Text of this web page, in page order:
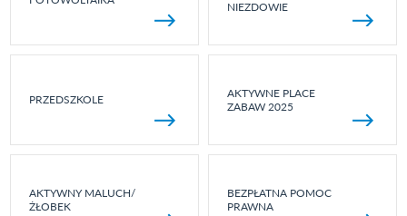
NIEZDOWIE
PRZEDSZKOLE
AKTYWNE PLACE
ZABAW 2025
AKTYWNY MALUCH/
ŻŁOBEK
BEZPŁATNA POMOC
PRAWNA